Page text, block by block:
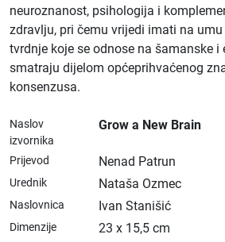
neuroznanost, psihologija i
zdravlju, pri čemu vrijedi imati na
tvrdnje koje se odnose na šamanske i
smatraju dijelom općeprihvaćenog
konsenzusa.
Naslov
izvornika
Grow a New Brain
Prijevod Nenad Patrun
Urednik Nataša Ozmec
Naslovnica Ivan Stanišić
Dimenzije 23 x 15,5 cm